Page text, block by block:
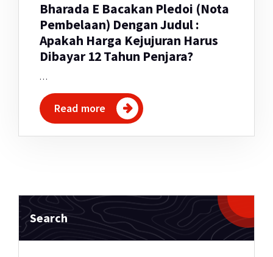
Bharada E Bacakan Pledoi (Nota
Pembelaan) Dengan Judul :
Apakah Harga Kejujuran Harus
Dibayar 12 Tahun Penjara?
…
Read more
Search